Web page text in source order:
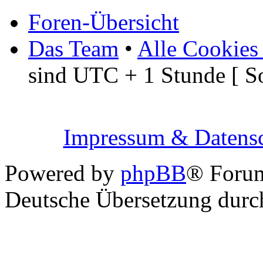
Foren-Übersicht
Das Team • Alle Cookies
sind UTC + 1 Stunde [
Impressum &
Powered by phpBB®
Deutsche Übersetzung